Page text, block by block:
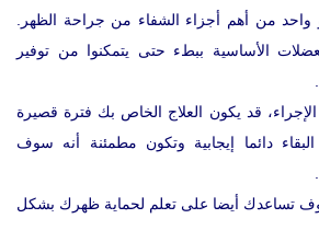
واحد من أهم أجزاء الشفاء من جراحة الظهر.
الأساسية ببطء حتى يتمكنوا من توفير
قد يكون العلاج الخاص بك فترة قصيرة
دائما إيجابية وتكون مطمئنة أنه سوف
تساعدك أيضا على تعلم لحماية ظهرك بشكل